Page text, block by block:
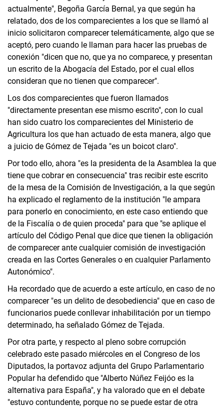
actualmente", Begoña García Bernal, ya que según ha
relatado, dos de los comparecientes a los que se llamó al
inicio solicitaron comparecer telemáticamente, algo que se
aceptó, pero cuando le llaman para hacer las pruebas de
conexión "dicen que no, que ya no comparece, y presentan
un escrito de la Abogacía del Estado, por el cual ellos
consideran que no tienen que comparecer".
Los dos comparecientes que fueron llamados
"directamente presentan ese mismo escrito", con lo cual
han sido cuatro los comparecientes del Ministerio de
Agricultura los que han actuado de esta manera, algo que
a juicio de Gómez de Tejada "es un boicot claro".
Por todo ello, ahora "es la presidenta de la Asamblea la que
tiene que cobrar en consecuencia" tras recibir este escrito
de la mesa de la Comisión de Investigación, a la que según
ha explicado el reglamento de la institución "le ampara
para ponerlo en conocimiento, en este caso entiendo que
de la Fiscalía o de quien proceda" para que "se aplique el
artículo del Código Penal que dice que tienen la obligación
de comparecer ante cualquier comisión de investigación
creada en las Cortes Generales o en cualquier Parlamento
Autonómico".
Ha recordado que de acuerdo a este artículo, en caso de no
comparecer "es un delito de desobediencia" que en caso de
funcionarios puede conllevar inhabilitación por un tiempo
determinado, ha señalado Gómez de Tejada.
Por otra parte, y respecto al pleno sobre corrupción
celebrado este pasado miércoles en el Congreso de los
Diputados, la portavoz adjunta del Grupo Parlamentario
Popular ha defendido que "Alberto Núñez Feijóo es la
alternativa para España", y ha valorado que en el debate
"estuvo contundente, porque no se puede estar de otra